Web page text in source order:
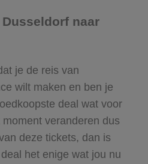
naar
je de reis van
wilt maken en ben je
deal wat voor
veranderen dus
deze tickets, dan is
het enige wat jou nu